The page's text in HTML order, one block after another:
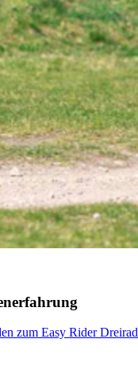
zum Easy Rider Dreirad